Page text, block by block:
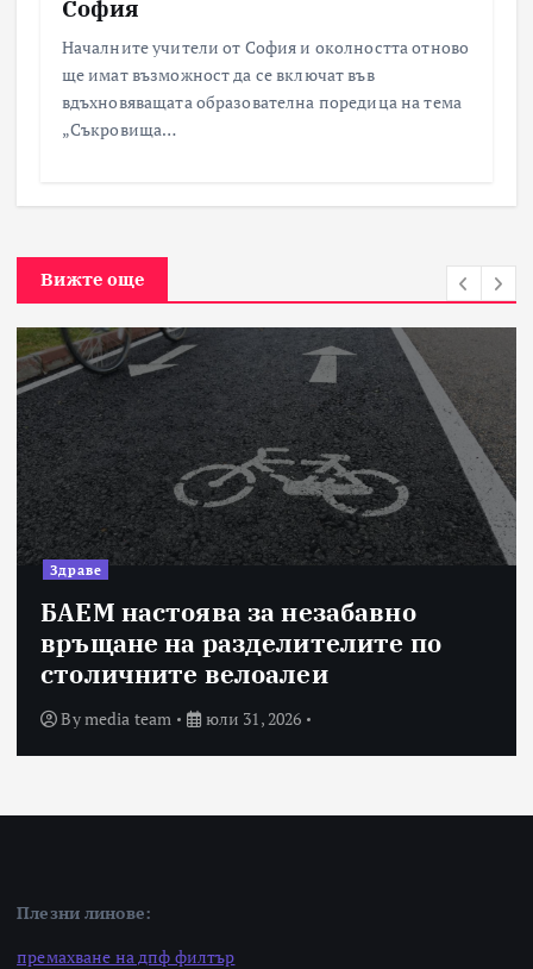
София
Началните учители от София и околността отново
ще имат възможност да се включат във
вдъхновяващата образователна поредица на тема
„Съкровища…
Вижте още
Здраве
БАЕМ настоява за незабавно
връщане на разделителите по
столичните велоалеи
Bymedia team юли 31, 2026
Плезни линове:
премахване на дпф филтър